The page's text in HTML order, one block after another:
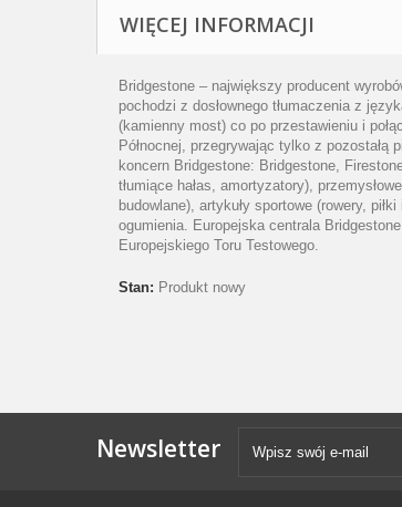
WIĘCEJ INFORMACJI
Bridgestone – największy producent
pochodzi z dosłownego tłumaczenia z
(kamienny most) co po przestawieniu i
Północnej, przegrywając tylko z
koncern Bridgestone: Bridgestone,
tłumiące hałas, amortyzatory),
budowlane), artykuły sportowe (rowery,
ogumienia. Europejska centrala
Europejskiego Toru Testowego.
Stan: Produkt nowy
Newsletter